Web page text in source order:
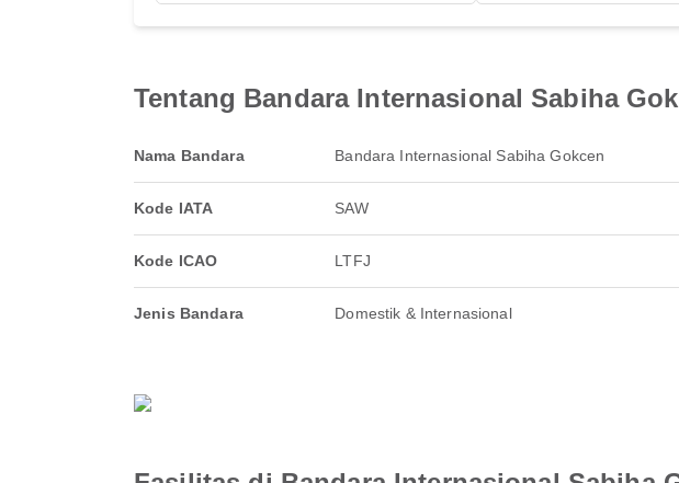
Tentang Bandara Internasional Sabiha
Nama Bandara Bandara Internasional Sabiha Gokcen
Kode IATA SAW
Kode ICAO LTFJ
Jenis Bandara Domestik & Internasional